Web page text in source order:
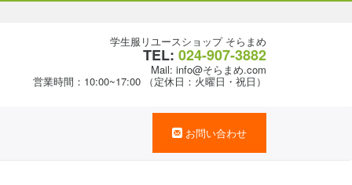
学生服リユースショップ そらまめ
TEL: 024-907-3882
Mail: info@そらまめ.com
営業時間：10:00~17:00 （定休日：火曜日・祝日）
お問い合わせ